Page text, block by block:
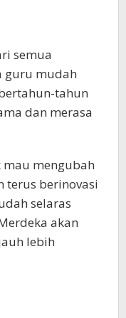
semua
guru mudah
tahun
dan merasa
mengubah
terus berinovasi
selaras
akan
lebih